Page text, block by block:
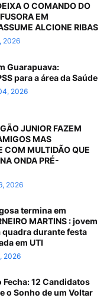
O COMANDO DO
EM
ALCIONE RIBAS
2026
Guarapuava:
para a área da Saúde
2026
JUNIOR FAZEM
MAS
COM MULTIDÃO QUE
ONDA PRÉ-
2026
termina em
MARTINS : jovem
quadra durante festa
em UTI
2026
Fecha: 12 Candidatos
o Sonho de um Voltar